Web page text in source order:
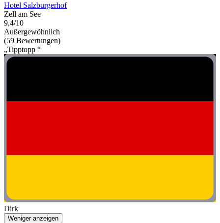
Hotel Salzburgerhof
Zell am See
9,4/10
Außergewöhnlich
(59 Bewertungen)
„Tipptopp “
Dirk
Weniger anzeigen